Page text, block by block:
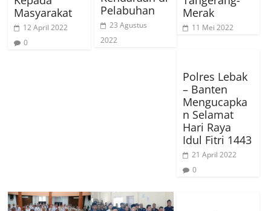
Masyarakat
12 April 2022
0
Pelabuhan
23 Agustus
2022
Merak
11 Mei 2022
Polres Lebak
– Banten
Mengucapka
n Selamat
Hari Raya
Idul Fitri 1443
21 April 2022
0